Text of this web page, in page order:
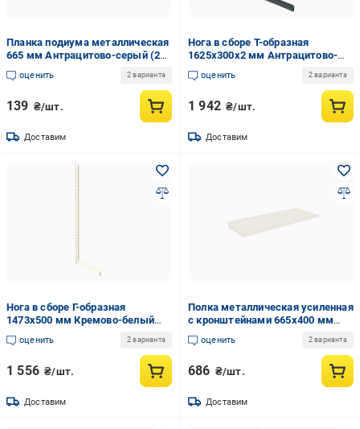
Планка подиума металлическая
665 мм Антрацитово-серый (24-
5-1)
оценить 2 варианта
139 ₴/шт.
Доставим
Нога в сборе Т-образная
1625х300х2 мм Антрацитово-
серый (24-3-7)
оценить 2 варианта
1 942 ₴/шт.
Доставим
Нога в сборе Г-образная
1473х500 мм Кремово-белый
(24-1-6)
оценить 2 варианта
1 556 ₴/шт.
Доставим
Полка металлическая усиленная
с кронштейнами 665х400 мм
Кремово-белый (24-10-5)
оценить 2 варианта
686 ₴/шт.
Доставим